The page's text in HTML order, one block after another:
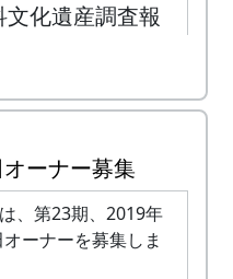
た思い出の楽曲で
)
県多可郡多可町加
田)
化遺産調査報
） 13:00 - 16:30
の現状と課題
ーナー募集
、第23期、2019年
ーナーを募集しま